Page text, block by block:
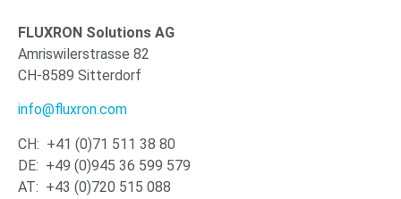
FLUXRON Solutions AG
Amriswilerstrasse 82
CH-8589 Sitterdorf
info@fluxron.com
CH: +41 (0)71 511 38 80
DE: +49 (0)945 36 599 579
AT: +43 (0)720 515 088